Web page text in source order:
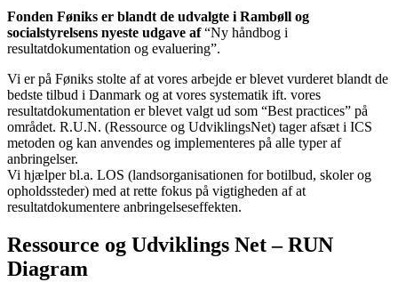
Fonden Føniks er blandt de udvalgte i Rambøll og
socialstyrelsens nyeste udgave af“Ny håndbog i
resultatdokumentation og evaluering”.
Vi er på Føniks stolte af at vores arbejde er blevet vurderet blandt de
bedste tilbud i Danmark og at vores systematik ift. vores
resultatdokumentation er blevet valgt ud som “Best practices” på
området. R.U.N. (Ressource og UdviklingsNet) tager afsæt i ICS
metoden og kan anvendes og implementeres på alle typer af
anbringelser.
Vi hjælper bl.a. LOS (landsorganisationen for botilbud, skoler og
opholdssteder) med at rette fokus på vigtigheden af at
resultatdokumentere anbringelseseffekten.
Ressource og Udviklings Net – RUN
Diagram